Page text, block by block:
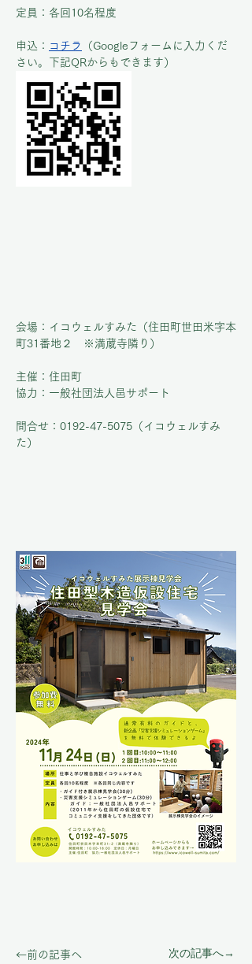
定員：各回10名程度
申込： コチラ
（Googleフォームに入力くだ
さい。下記QRからもできます）
会場：イコウェルすみた（住田町世田米字本
町31番地２　※満蔵寺隣り）
主催：住田町
協力：一般社団法人邑サポート
問合せ：0192-47-5075（イコウェルすみ
た）
←前の記事へ 次の記事へ→